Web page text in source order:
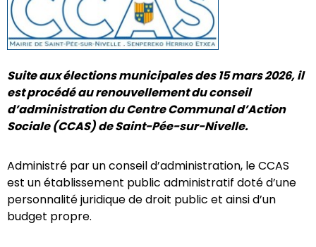
Suite aux élections municipales des 15 mars 2026, il
est procédé au renouvellement du conseil
d’administration du Centre Communal d’Action
Sociale (CCAS) de Saint-Pée-sur-Nivelle.
Administré par un conseil d’administration, le CCAS
est un établissement public administratif doté d’une
personnalité juridique de droit public et ainsi d’un
budget propre.